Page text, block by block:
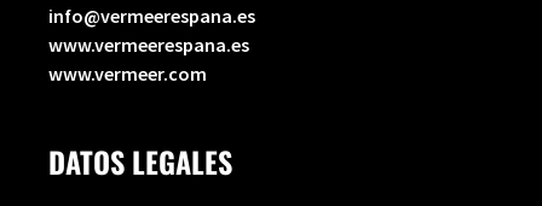
info@vermeerespana.es
www.vermeerespana.es
www.vermeer.com
DATOS LEGALES